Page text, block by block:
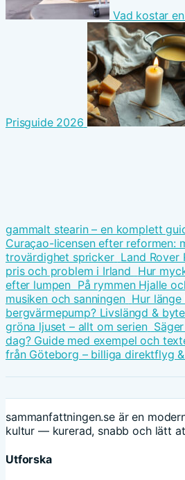
Vad kostar
Prisguide 2026
gammalt stearin – en komplett
Curaçao-licensen efter reformen:
trovärdighet spricker Land Rover
pris och problem i Irland Hur
efter lumpen På rymmen Hjalle
musiken och sanningen Hur länge
bergvärmepump? Livslängd & byte
gröna ljuset – allt om serien
dag? Guide med exempel och
från Göteborg – billiga direktflyg
sammanfattningen.se är en
kultur — kurerad, snabb och lätt
Utforska